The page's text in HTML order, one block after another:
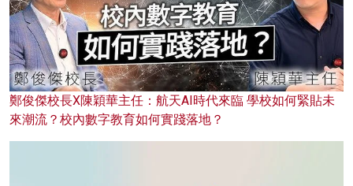
鄭俊傑校長X陳穎華主任：航天AI時代來臨 學校如何緊貼未
來潮流？校內數字教育如何實踐落地？